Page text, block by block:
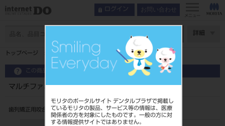
モリタのポータルサイト デンタルプラザで掲載し
ているモリタの製品、サービス等の情報は、医療
関係者の方を対象にしたものです。一般の方に対
する情報提供サイトではありません。
ログイン お問い合わせ
メニュー
詳細
トップページ マルチファミリー Multi－P2 Narrow HL-40
この商品に関するお問い合わせ
マルチファミリー Multi－P2 Narrow HL-40
歯列矯正用咬合誘導装置